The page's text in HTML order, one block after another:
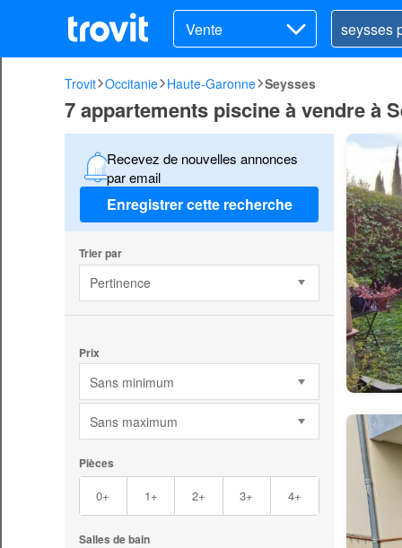
Vente
Trovit Occitanie Haute-Garonne Seysses
7 appartements piscine à vendre à
Recevez de nouvelles annonces
par email
Enregistrer cette recherche
Trier par
Pertinence
Prix
Sans minimum
Sans maximum
Pièces
0+ 1+ 2+ 3+ 4+
Salles de bain